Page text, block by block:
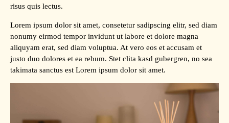
risus quis lectus.
Lorem ipsum dolor sit amet, consetetur sadipscing elitr, sed diam
nonumy eirmod tempor invidunt ut labore et dolore magna
aliquyam erat, sed diam voluptua. At vero eos et accusam et
justo duo dolores et ea rebum. Stet clita kasd gubergren, no sea
takimata sanctus est Lorem ipsum dolor sit amet.